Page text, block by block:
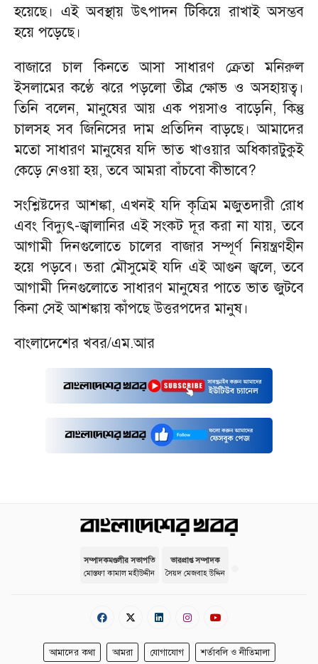
হয়েছে। এই অবস্থায় উৎপাদন টিকিয়ে রাখাই অসম্ভব
হয়ে পড়েছে।
বাজারে চাল কিনতে আসা সাধারণ ক্রেতা মনিরুল
ইসলামের কণ্ঠে ঝরে পড়লো তীব্র ক্ষোভ ও অসহায়ত্ব।
তিনি বলেন, মানুষের আয় এক পয়সাও বাড়েনি, কিন্তু
চালসহ সব জিনিসের দাম প্রতিদিন বাড়ছে। আমাদের
মতো সাধারণ মানুষের যদি ভাত খাওয়ার অধিকারটুকুই
কেড়ে নেওয়া হয়, তবে আমরা বাঁচবো কীভাবে?
সংশ্লিষ্টদের আশঙ্কা, এখনই যদি কৃত্রিম মজুতদারী রোধ
এবং বিদ্যুৎ-জ্বালানির এই সংকট দূর করা না যায়, তবে
আগামী দিনগুলোতে চালের বাজার সম্পূর্ণ নিয়ন্ত্রণহীন
হয়ে পড়বে। ভরা মৌসুমেই যদি এই আগুন জ্বলে, তবে
আগামী দিনগুলোতে সাধারণ মানুষের পাতে ভাত জুটবে
কিনা সেই আশঙ্কায় কাঁপছে উত্তরপদের মানুষ।
বাংলাদেশের খবর/এম.আর
সম্পাদকমণ্ডলীর সভাপতি
মোস্তফা কামাল মহীউদ্দীন
ভারপ্রাপ্ত সম্পাদক
সৈয়দ মেজবাহ উদ্দিন
আমাদের কথা আমরা যোগাযোগ শর্তাবলি ও নীতিমালা